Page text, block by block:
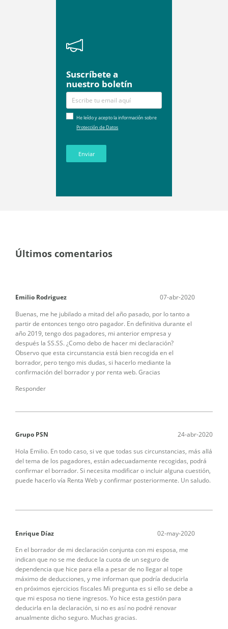
Suscríbete a
nuestro boletín
He leído y acepto la información sobre
Protección de Datos
Enviar
Últimos comentarios
Emilio Rodriguez 07-abr-2020
Buenas, me he jubilado a mitad del año pasado, por lo tanto a
partir de entonces tengo otro pagador. En definitiva durante el
año 2019, tengo dos pagadores, mi anterior empresa y
después la SS.SS. ¿Como debo de hacer mi declaración?
Observo que esta circunstancia está bien recogida en el
borrador, pero tengo mis dudas, si hacerlo mediante la
confirmación del borrador y por renta web. Gracias
Responder
Grupo PSN 24-abr-2020
Hola Emilio. En todo caso, si ve que todas sus circunstancias, más allá
del tema de los pagadores, están adecuadamente recogidas, podrá
confirmar el borrador. Si necesita modificar o incluir alguna cuestión,
puede hacerlo vía Renta Web y confirmar posteriormente. Un saludo.
Enrique Díaz 02-may-2020
En el borrador de mi declaración conjunta con mi esposa, me
indican que no se me deduce la cuota de un seguro de
dependencia que hice para ella a pesar de no llegar al tope
máximo de deducciones, y me informan que podría deducirla
en próximos ejercicios fiscales Mi pregunta es si ello se debe a
que mi esposa no tiene ingresos. Yo hice esta gestión para
deducirla en la declaración, si no es así no podré renovar
anualmente dicho seguro. Muchas gracias.